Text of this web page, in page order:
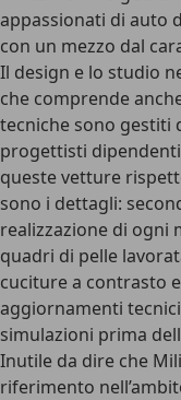
appassionati di auto
con un mezzo dal
Il design e lo studio
che comprende
tecniche sono gestiti
progettisti
queste vetture
sono i dettagli:
realizzazione di ogni
quadri di pelle
cuciture a contrasto
aggiornamenti
simulazioni prima
Inutile da dire che
riferimento